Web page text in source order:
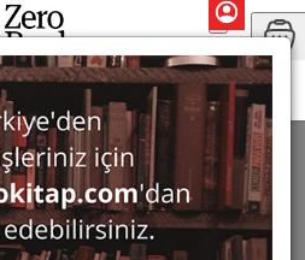
75 ürün bulundu
Show Only in Stock